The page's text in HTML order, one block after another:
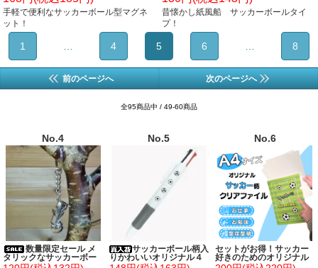
手軽で便利なサッカーボール型マグネ
ット！
昔懐かし紙風船 サッカーボールタイ
プ！
1 … 4 5 6 … 8
前のページへ 次のページへ
全95商品中 / 49-60商品
No.4
数量限定セール メ
タリックなサッカーボー
ルとシューズのキーホル
No.5
サッカーボール柄入
りかわいいオリジナル４
色ボールペン
No.6
セットがお得！サッカー
好きのためのオリジナル
クリアファイル単価１８